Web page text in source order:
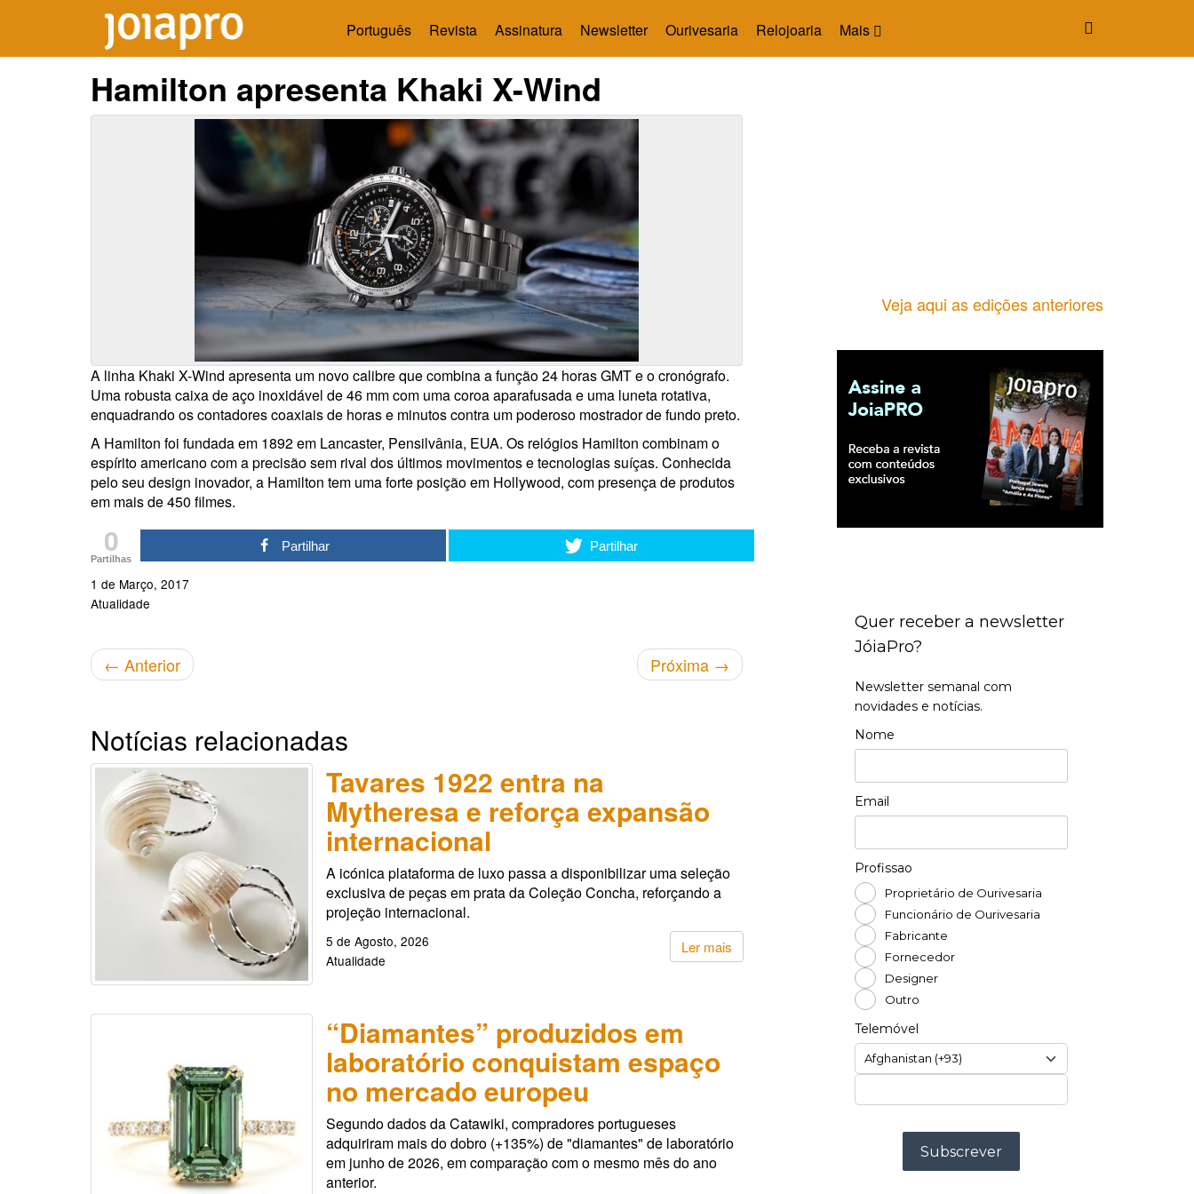
Mais
Português Revista Assinatura Newsletter Ourivesaria Relojoaria
Hamilton apresenta Khaki X-Wind
A linha Khaki X-Wind apresenta um novo calibre que combina a função 24 horas GMT e o cronógrafo.
Uma robusta caixa de aço inoxidável de 46 mm com uma coroa aparafusada e uma luneta rotativa,
enquadrando os contadores coaxiais de horas e minutos contra um poderoso mostrador de fundo preto.
A Hamilton foi fundada em 1892 em Lancaster, Pensilvânia, EUA. Os relógios Hamilton combinam o
espírito americano com a precisão sem rival dos últimos movimentos e tecnologias suíças. Conhecida
pelo seu design inovador, a Hamilton tem uma forte posição em Hollywood, com presença de produtos
em mais de 450 filmes.
0
Partilhas
Partilhar Partilhar
1 de Março, 2017
Atualidade
← Anterior Próxima →
Veja aqui as edições anteriores
Notícias relacionadas
Tavares 1922 entra na
Mytheresa e reforça expansão
internacional
A icónica plataforma de luxo passa a disponibilizar uma seleção
exclusiva de peças em prata da Coleção Concha, reforçando a
projeção internacional.
Ler mais
5 de Agosto, 2026
Atualidade
“Diamantes” produzidos em
laboratório conquistam espaço
no mercado europeu
Segundo dados da Catawiki, compradores portugueses
adquiriram mais do dobro (+135%) de "diamantes" de laboratório
em junho de 2026, em comparação com o mesmo mês do ano
anterior.